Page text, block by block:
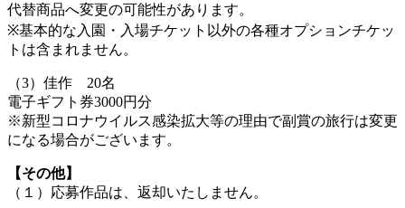
代替商品へ変更の可能性があります。
※基本的な入園・入場チケット以外の各種オプションチケッ
トは含まれません。
（3）佳作 20名
電子ギフト券3000円分
※新型コロナウイルス感染拡大等の理由で副賞の旅行は変更
になる場合がございます。
【その他】
（１）応募作品は、返却いたしません。